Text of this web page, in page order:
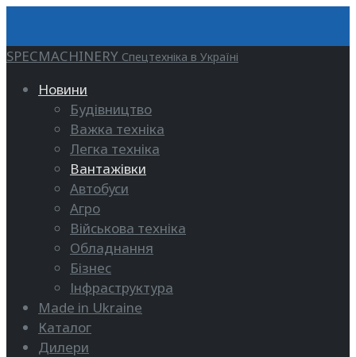
SPECMACHINERY Спецтехніка в Україні
Новини
Будівництво
Важка техніка
Легка техніка
Вантажівки
Автобуси
Агро
Військова техніка
Обладнання
Бізнес
Інфраструктура
Made in Ukraine
Каталог
Дилери